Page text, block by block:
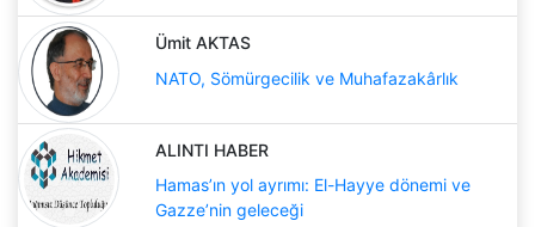
Ümit AKTAS
NATO, Sömürgecilik ve Muhafazakârlık
ALINTI HABER
Hamas’ın yol ayrımı: El-Hayye dönemi ve
Gazze’nin geleceği